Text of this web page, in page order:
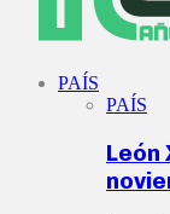
PAÍS
PAÍS
León